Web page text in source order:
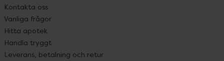
Kontakta oss
Vanliga frågor
Hitta apotek
Handla tryggt
Leverans, betalning och retur